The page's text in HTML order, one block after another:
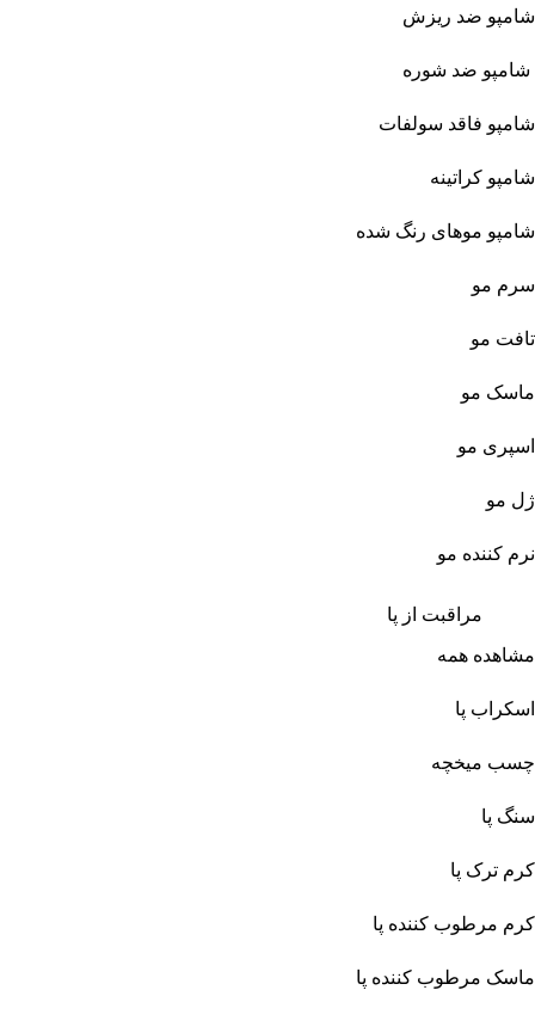
شامپو ضد ریزش
شامپو ضد شوره
شامپو فاقد سولفات
شامپو کراتینه
شامپو موهای رنگ شده
سرم مو
تافت مو
ماسک مو
اسپری مو
ژل مو
نرم کننده مو
مراقبت از پا
مشاهده همه
اسکراب پا
چسب میخچه
سنگ پا
کرم ترک پا
کرم مرطوب کننده پا
ماسک مرطوب کننده پا